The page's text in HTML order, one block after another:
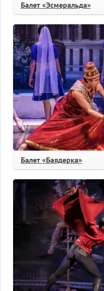
Балет «Эсмеральда»
Балет «Баядерка»